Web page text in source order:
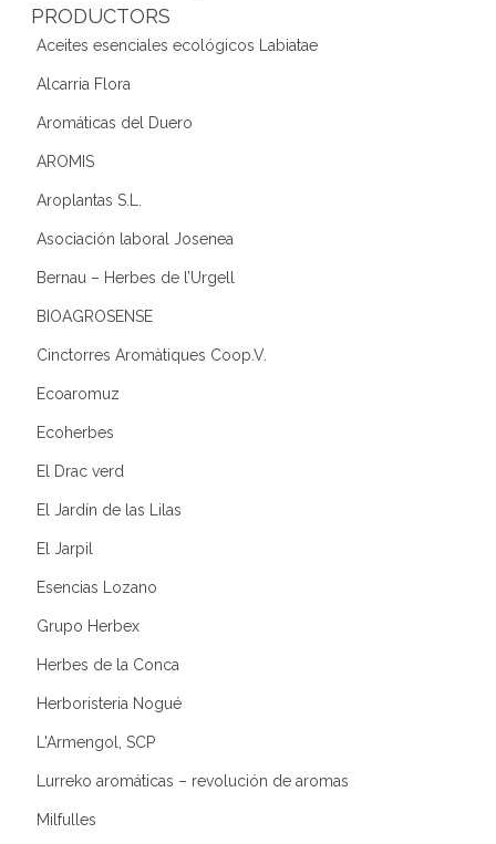
PRODUCTORS
Aceites esenciales ecológicos Labiatae
Alcarria Flora
Aromáticas del Duero
AROMIS
Aroplantas S.L.
Asociación laboral Josenea
Bernau – Herbes de l’Urgell
BIOAGROSENSE
Cinctorres Aromàtiques Coop.V.
Ecoaromuz
Ecoherbes
El Drac verd
El Jardín de las Lilas
El Jarpil
Esencias Lozano
Grupo Herbex
Herbes de la Conca
Herboristeria Nogué
L'Armengol, SCP
Lurreko aromáticas – revolución de aromas
Milfulles